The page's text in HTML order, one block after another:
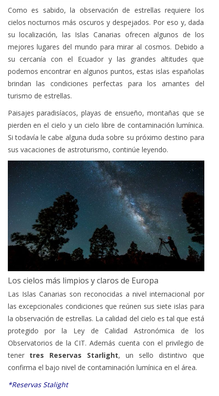
su localización, las Islas Canarias ofrecen algunos de los
mejores lugares del mundo para mirar al cosmos. Debido a
su cercanía con el Ecuador y las grandes altitudes que
podemos encontrar en algunos puntos, estas islas españolas
brindan las condiciones perfectas para los amantes del
turismo de estrellas.
Paisajes paradisíacos, playas de ensueño, montañas que se
Si todavía le cabe alguna duda sobre su próximo destino para
sus vacaciones de astroturismo, continúe leyendo.
Los cielos más limpios y claros de Europa
Las Islas Canarias son reconocidas a nivel internacional por
las excepcionales condiciones que reúnen sus siete islas para
la observación de estrellas. La calidad del cielo es tal que está
protegido por la Ley de Calidad Astronómica de los
Observatorios de la CIT. Además cuenta con el privilegio de
tener tres Reservas Starlight
confirma el bajo nivel de contaminación lumínica en el área.
*Reservas Stalight
Un gran número de constelaciones son visibles desde todas